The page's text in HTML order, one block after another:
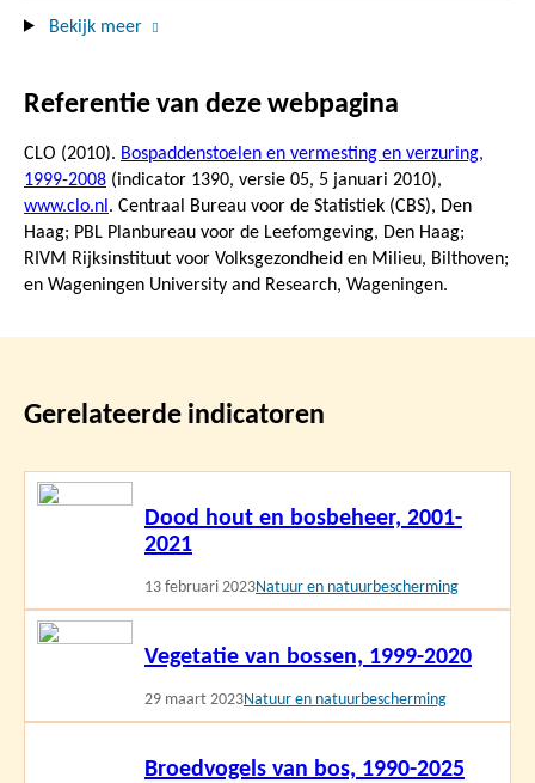
Bekijk meer
Referentie van deze webpagina
CLO (2010). Bospaddenstoelen en vermesting en verzuring,
1999-2008 (indicator 1390, versie 05, 5 januari 2010),
www.clo.nl . Centraal Bureau voor de Statistiek (CBS), Den
Haag; PBL Planbureau voor de Leefomgeving, Den Haag;
RIVM Rijksinstituut voor Volksgezondheid en Milieu, Bilthoven;
en Wageningen University and Research, Wageningen.
Gerelateerde indicatoren
Dood hout en bosbeheer, 2001-
2021
13 februari 2023Natuur en natuurbescherming
Lees
Vegetatie van bossen, 1999-2020
29 maart 2023Natuur en natuurbescherming
Lees
Broedvogels van bos, 1990-2025